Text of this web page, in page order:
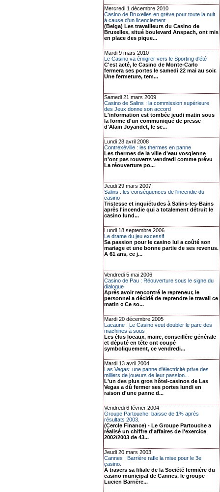
Mercredi 1 décembre 2010
Casino de Bruxelles en grève pour toute la nuit
à cause d'un licenciement
(Belga) Les travailleurs du Casino de
Bruxelles, situé boulevard Anspach, ont mis
en place des pique...
Mardi 9 mars 2010
Le Casino va émigrer vers le Sporting d'été
C'est acté, le Casino de Monte-Carlo
fermera ses portes le samedi 22 mai au soir.
Une fermeture, tem...
Samedi 21 mars 2009
Casino de Salins : la commission supérieure
des Jeux donne son accord
L'information est tombée jeudi matin sous
la forme d'un communiqué de presse
d'Alain Joyandet, le se...
Lundi 28 avril 2008
Contrexéville : les thermes en panne
Les thermes de la ville d'eau vosgienne
n'ont pas rouverts vendredi comme prévu
La réouverture po...
Jeudi 29 mars 2007
Salins : les conséquences de l'incendie du
casino
Tristesse et inquiétudes à Salins-les-Bains
après l'incendie qui a totalement détruit le
casino lund...
Lundi 18 septembre 2006
Le drame du jeu excessif
Sa passion pour le casino lui a coûté son
mariage et une bonne partie de ses revenus.
A 61 ans, ce j...
Vendredi 5 mai 2006
Casino de Pau : Réouverture sous le signe du
dialogue
Après avoir rencontré le repreneur, le
personnel a décidé de reprendre le travail ce
matin « Ce so...
Mardi 20 décembre 2005
Lacaune : Le Casino veut doubler le parc des
machines à sous
Les élus locaux, maire, conseillère générale
et député en tête ont coupé
symboliquement, ce vendredi...
Mardi 13 avril 2004
Las Vegas: une panne d'électricité prive des
milliers de joueurs de leur passion...
L'un des plus gros hôtel-casinos de Las
Vegas a dû fermer ses portes lundi en
raison d'une panne d...
Vendredi 6 février 2004
Groupe Partouche: baisse de 1% après
résultats 2003.
(Cercle Finance) - Le Groupe Partouche a
réalisé un chiffre d'affaires de l'exercice
2002/2003 de 43...
Jeudi 20 mars 2003
Cannes : Barrière rafle la mise pour le 3e
casino.
À travers sa filiale de la Société fermière du
casino municipal de Cannes, le groupe
Lucien Barrière...